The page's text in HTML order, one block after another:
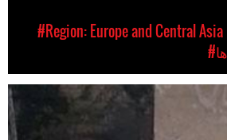
#Region: Europe and Central Asia